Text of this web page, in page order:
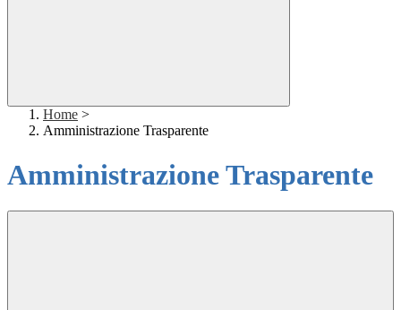
Home >
Amministrazione Trasparente
Amministrazione Trasparente